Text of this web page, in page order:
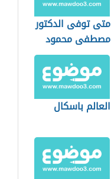
متى توفى الدكتور
مصطفى محمود
العالم باسكال